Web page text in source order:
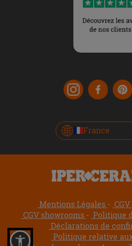
France
Mentions Légales
CGV showrooms
Politique
Déclarations de
Politique relative